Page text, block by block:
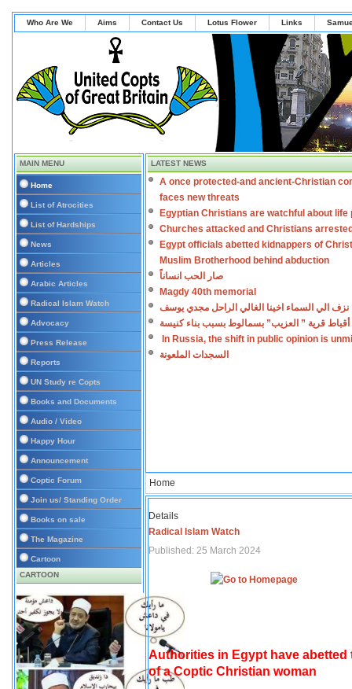
Who Are We Aims Contact Us Lotus Flower Links
MAIN MENU
Home
List of Atrocities
List of Hardships
News
Articles
Arabic Articles
Radical Islam Watch
Advocacy
Press Release
Reports
UN Study re Copts
Books and Documents
Audio / Video
Happy Hour
Announcement
Coptic Forum
Join us/ Standing Order
Books on sale
The Magazine
Cartoon
CARTOON
LATEST NEWS
A once protected-and ancient-Christian
faces new threats
Egyptian Christians are watchful about life
Churches attacked and Christians
Egypt officials abetted kidnappers of
Muslim Brotherhood behind abduction
صار الحب انساناً
Magdy 40th memorial
نزف الي السماء اخينا الغالي الراحل مجدي يوسف
أقباط قرية ” العزيب” بسمالوط بسبب بناء كنيسة
In Russia, the shift in public opinion is
السجدات الملعونة
Home
Details
Radical Islam Watch
Published: 25 March 2024
Authorities in Egypt have
of a Coptic Christian woman